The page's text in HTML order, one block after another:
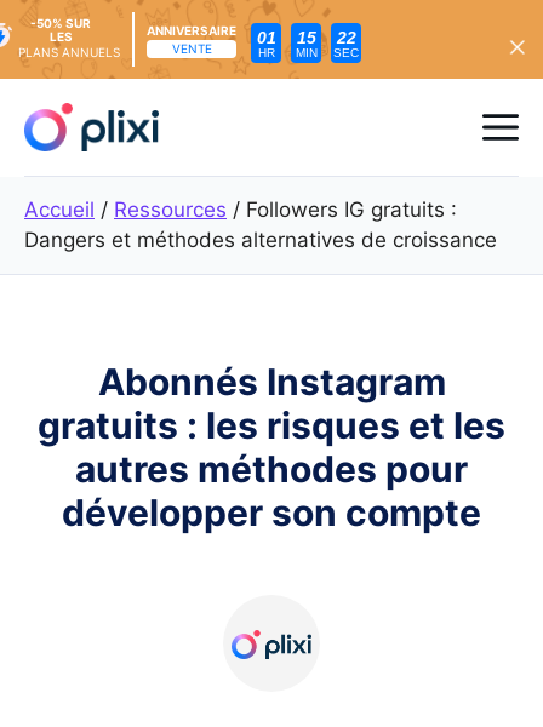
content
-50% SUR
LES
PLANS ANNUELS
ANNIVERSAIRE
VENTE
01
HR
15
MIN
21
SEC
Accueil / Ressources / Followers IG gratuits :
Dangers et méthodes alternatives de croissance
Abonnés Instagram
gratuits : les risques et les
autres méthodes pour
développer son compte